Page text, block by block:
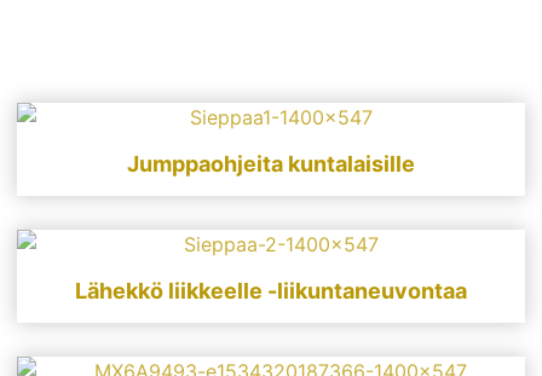
Jumppaohjeita kuntalaisille
Lähekkö liikkeelle -liikuntaneuvontaa